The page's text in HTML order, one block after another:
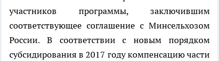
участников программы, заключившим
соответствующее соглашение с Минсельхозом
России. В соответствии с новым порядком
субсидирования в 2017 году компенсацию части